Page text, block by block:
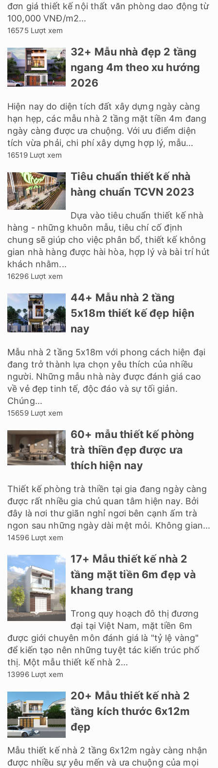
đơn giá thiết kế nội thất văn phòng dao động từ
100,000 VNĐ/m2...
16575 Lượt xem
32+ Mẫu nhà đẹp 2 tầng
ngang 4m theo xu hướng
2026
Hiện nay do diện tích đất xây dựng ngày càng
hạn hẹp, các mẫu nhà 2 tầng mặt tiền 4m đang
ngày càng được ưa chuộng. Với ưu điểm diện
tích vừa phải, chi phí xây dựng hợp lý, mẫu...
16519 Lượt xem
Tiêu chuẩn thiết kế nhà
hàng chuẩn TCVN 2023
Dựa vào tiêu chuẩn thiết kế nhà
hàng - những khuôn mẫu, tiêu chí cố định
chung sẽ giúp cho việc phân bổ, thiết kế không
gian nhà hàng được hài hòa, hợp lý và bài trí hút
khách nhằm...
16296 Lượt xem
44+ Mẫu nhà 2 tầng
5x18m thiết kế đẹp hiện
nay
Mẫu nhà 2 tầng 5x18m với phong cách hiện đại
đang trở thành lựa chọn yêu thích của nhiều
người. Những mẫu nhà này được đánh giá cao
về vẻ đẹp tinh tế, độc đáo và sự tối giản.
Chúng...
15659 Lượt xem
60+ mẫu thiết kế phòng
trà thiền đẹp được ưa
thích hiện nay
Thiết kế phòng trà thiền tại gia đang ngày càng
được rất nhiều gia chủ quan tâm hiện nay. Bởi
đây là nơi thư giãn nghỉ ngơi bên cạnh ấm trà
ngon sau những ngày dài mệt mỏi. Không gian...
14596 Lượt xem
17+ Mẫu thiết kế nhà 2
tầng mặt tiền 6m đẹp và
khang trang
Trong quy hoạch đô thị đương
đại tại Việt Nam, mặt tiền 6m
được giới chuyên môn đánh giá là "tỷ lệ vàng"
để kiến tạo nên những tuyệt tác kiến trúc phố
thị. Một mẫu thiết kế nhà 2...
13996 Lượt xem
20+ Mẫu thiết kế nhà 2
tầng kích thước 6x12m
đẹp
Mẫu thiết kế nhà 2 tầng 6x12m ngày càng nhận
được nhiều sự yêu mến và ưa chuộng của mọi